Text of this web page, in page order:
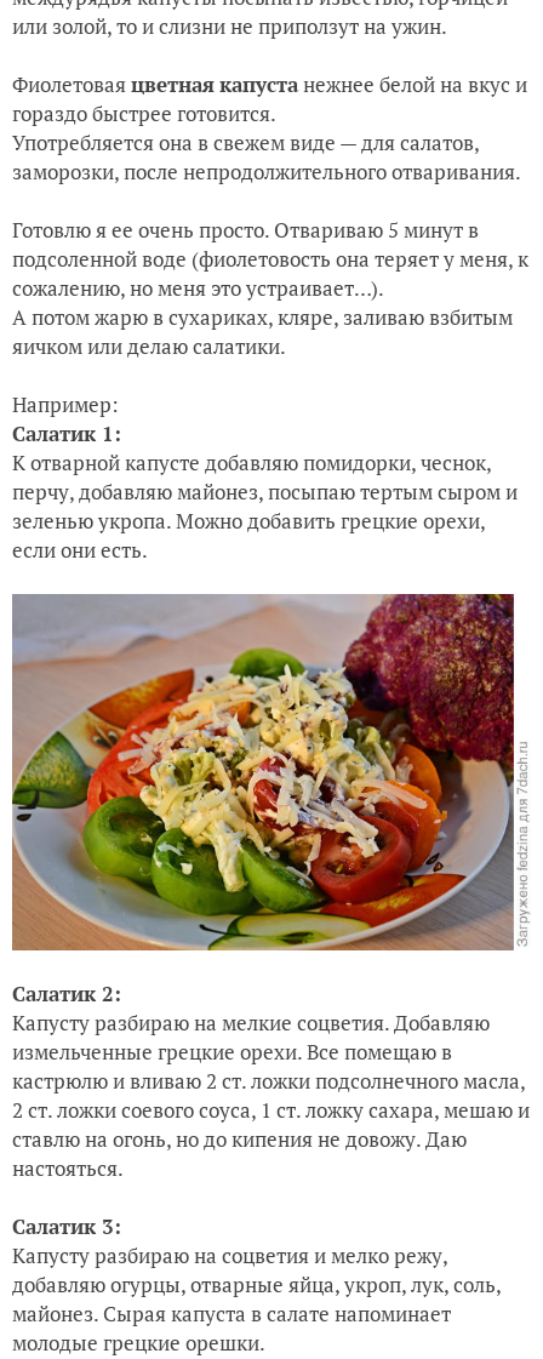
или золой, то и слизни не приползут на ужин.
Фиолетоваяцветнаякапустанежнее белой на вкус и
гораздо быстрее готовится.
Употребляется она в свежем виде — для салатов,
заморозки, после непродолжительного отваривания.
Готовлю я ее очень просто. Отвариваю 5 минут в
подсоленной воде (фиолетовость она теряет у меня, к
сожалению, но меня это устраивает…).
А потом жарю в сухариках, кляре, заливаю взбитым
яичком или делаю салатики.
Например:
Салатик 1:
К отварной капусте добавляю помидорки, чеснок,
перчу, добавляю майонез, посыпаю тертым сыром и
зеленью укропа. Можно добавить грецкие орехи,
если они есть.
Салатик 2:
Капусту разбираю на мелкие соцветия. Добавляю
измельченные грецкие орехи. Все помещаю в
кастрюлю и вливаю 2 ст. ложки подсолнечного масла,
2 ст. ложки соевого соуса, 1 ст. ложку сахара, мешаю и
ставлю на огонь, но до кипения не довожу. Даю
настояться.
Салатик 3:
Капусту разбираю на соцветия и мелко режу,
добавляю огурцы, отварные яйца, укроп, лук, соль,
майонез. Сырая капуста в салате напоминает
молодые грецкие орешки.